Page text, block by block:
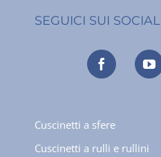
SEGUICI SUI SOCIAL
Cuscinetti a sfere
Cuscinetti a rulli e rullini